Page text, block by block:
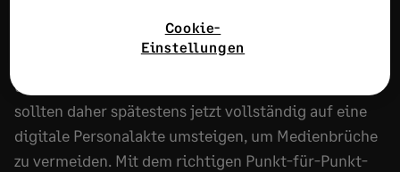
17 MINUTEN ZU LESEN
Ab dem 01.01.2027 wird die digitale Lohnabrechnung
und Sozialversicherung Pflicht. Unternehmen
sollten daher spätestens jetzt vollständig auf eine
digitale Personalakte umsteigen, um Medienbrüche
zu vermeiden. Mit dem richtigen Punkt-für-Punkt-
Cookie-
Einstellungen